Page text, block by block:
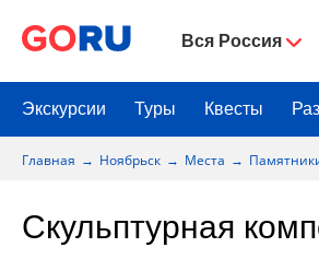
Вся Россия
Экскурсии Туры Квесты
Главная Ноябрьск Места
Скульптурная